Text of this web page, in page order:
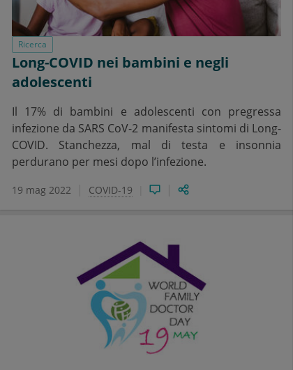
Ricerca
Long-COVID nei bambini e negli
adolescenti
Il 17% di bambini e adolescenti con pregressa
infezione da SARS CoV-2 manifesta sintomi di Long-
COVID. Stanchezza, mal di testa e insonnia
perdurano per mesi dopo l’infezione.
19 mag 2022 COVID-19